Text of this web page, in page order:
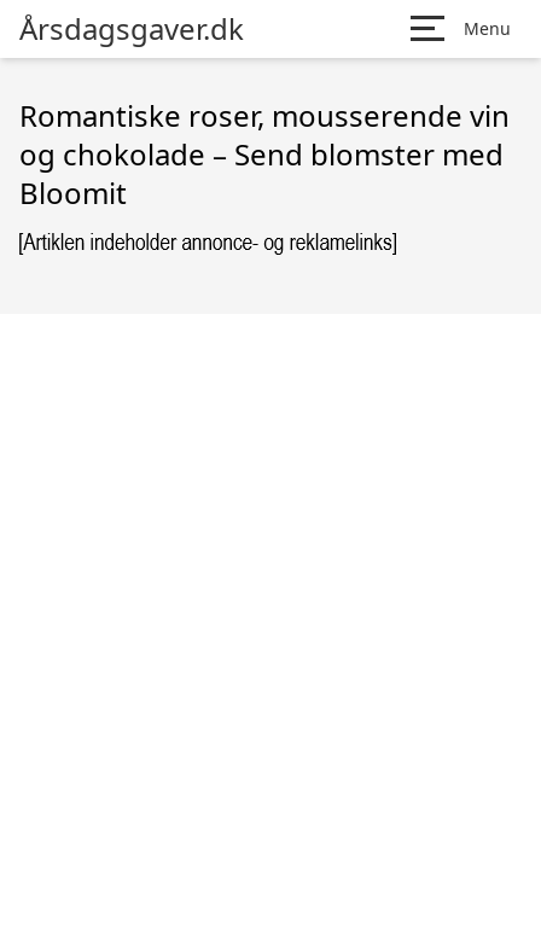
Årsdagsgaver.dk Menu
Romantiske roser, mousserende vin
og chokolade – Send blomster med
Bloomit